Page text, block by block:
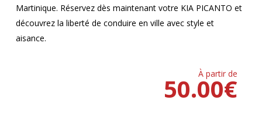
Martinique. Réservez dès maintenant votre KIA PICANTO et
découvrez la liberté de conduire en ville avec style et
aisance.
À partir de
€
50.00